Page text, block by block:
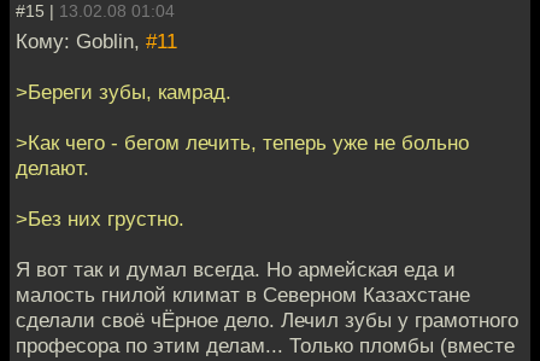
#15 | 13.02.08 01:04
Кому: Goblin, #11
>Береги зубы, камрад.
>Как чего - бегом лечить, теперь уже не больно
делают.
>Без них грустно.
Я вот так и думал всегда. Но армейская еда и
малость гнилой климат в Северном Казахстане
сделали своё чЁрное дело. Лечил зубы у грамотного
професора по этим делам... Только пломбы (вместе